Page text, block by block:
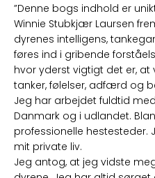
”Denne bogs indhold er
Winnie Stubkjær Laursen
dyrenes intelligens,
føres ind i gribende
hvor yderst vigtigt det er, at
tanker, følelser, adfærd og
Jeg har arbejdet fuldtid
Danmark og i udlandet.
professionelle hestesteder.
mit private liv.
Jeg antog, at jeg vidste